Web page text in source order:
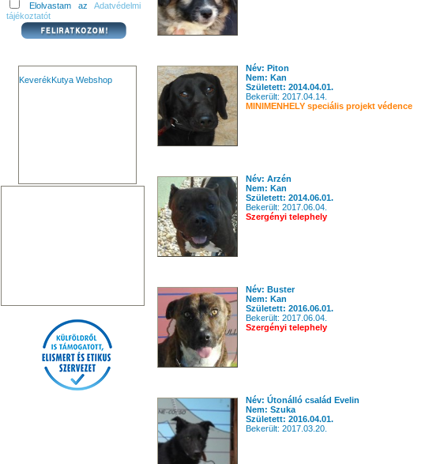
Elolvastam az Adatvédelmi
tájékoztatót
KeverékKutya Webshop
Név: Piton
Nem: Kan
Született: 2014.04.01.
Bekerült: 2017.04.14.
MINIMENHELY speciális projekt védence
Név: Arzén
Nem: Kan
Született: 2014.06.01.
Bekerült: 2017.06.04.
Szergényi telephely
Név: Buster
Nem: Kan
Született: 2016.06.01.
Bekerült: 2017.06.04.
Szergényi telephely
Név: Útonálló család Evelin
Nem: Szuka
Született: 2016.04.01.
Bekerült: 2017.03.20.